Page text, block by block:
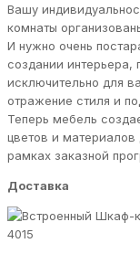
Вашу
комнаты
И нужно очень
создании интерьера,
исключительно для
отражение стиля и
Теперь мебель
цветов и
рамках заказной
Доставка
4015